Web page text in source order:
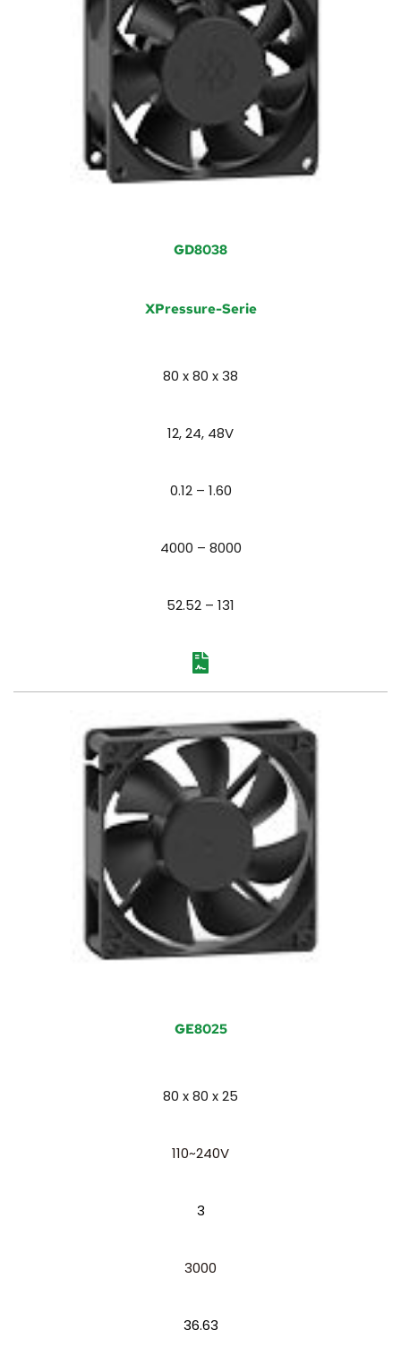
GD8038
XPressure-Serie
80 x 80 x 38
12, 24, 48V
0.12 – 1.60
4000 – 8000
52.52 – 131
GE8025
80 x 80 x 25
110~240V
3
3000
36.63